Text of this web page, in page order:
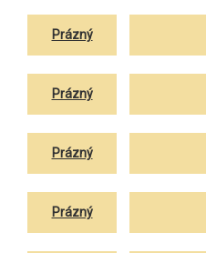
Prázný
Prázný
Prázný
Prázný